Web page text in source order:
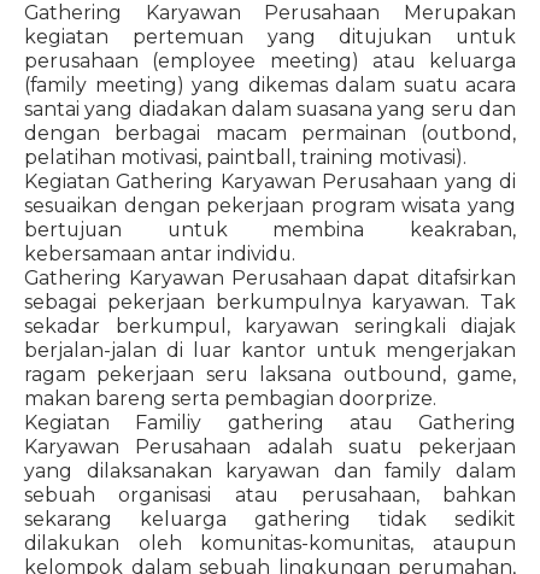
Gathering Karyawan Perusahaan Merupakan
kegiatan pertemuan yang ditujukan untuk
perusahaan (employee meeting) atau keluarga
(family meeting) yang dikemas dalam suatu acara
santai yang diadakan dalam suasana yang seru dan
dengan berbagai macam permainan (outbond,
pelatihan motivasi, paintball, training motivasi).
Kegiatan Gathering Karyawan Perusahaan yang di
sesuaikan dengan pekerjaan program wisata yang
bertujuan untuk membina keakraban,
kebersamaan antar individu.
Gathering Karyawan Perusahaan dapat ditafsirkan
sebagai pekerjaan berkumpulnya karyawan. Tak
sekadar berkumpul, karyawan seringkali diajak
berjalan-jalan di luar kantor untuk mengerjakan
ragam pekerjaan seru laksana outbound, game,
makan bareng serta pembagian doorprize.
Kegiatan Familiy gathering atau Gathering
Karyawan Perusahaan adalah suatu pekerjaan
yang dilaksanakan karyawan dan family dalam
sebuah organisasi atau perusahaan, bahkan
sekarang keluarga gathering tidak sedikit
dilakukan oleh komunitas-komunitas, ataupun
kelompok dalam sebuah lingkungan perumahan,